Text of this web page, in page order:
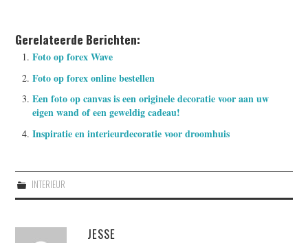
Gerelateerde Berichten:
Foto op forex Wave
Foto op forex online bestellen
Een foto op canvas is een originele decoratie voor aan uw
eigen wand of een geweldig cadeau!
Inspiratie en interieurdecoratie voor droomhuis
INTERIEUR
JESSE